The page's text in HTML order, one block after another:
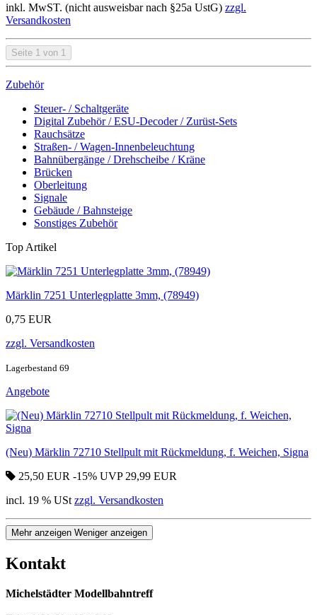
inkl. MwST. (nicht ausweisbar nach §25a UstG) zzgl.
Versandkosten
Seite 1 von 1
Zubehör
Steuer- / Schaltgeräte
Digital Zubehör / ESU-Decoder / Zurüst-Sets
Rauchsätze
Straßen- / Wagen-Innenbeleuchtung
Bahnübergänge / Drehscheibe / Kräne
Brücken
Oberleitung
Signale
Gebäude / Bahnsteige
Sonstiges Zubehör
Top Artikel
Märklin 7251 Unterlegplatte 3mm, (78949)
0,75 EUR
zzgl. Versandkosten
Lagerbestand 69
Angebote
(Neu) Märklin 72710 Stellpult mit Rückmeldung, f. Weichen, Signa
25,50 EUR -15% UVP 29,99 EUR
incl. 19 % USt zzgl. Versandkosten
Mehr anzeigen Weniger anzeigen
Kontakt
Michelstädter Modellbahntreff